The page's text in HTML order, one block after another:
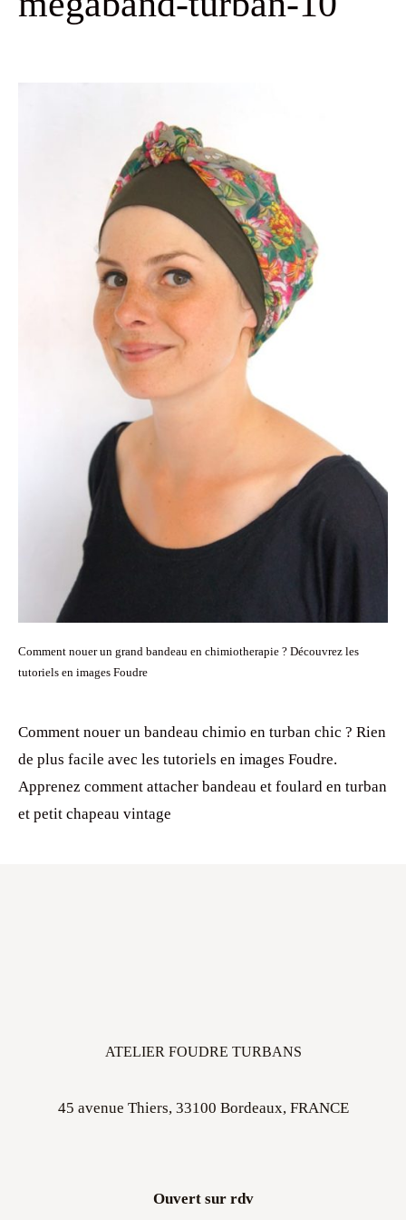
Comment nouer un grand bandeau en chimiotherapie ? Découvrez les
tutoriels en images Foudre
Comment nouer un bandeau chimio en turban chic ? Rien
de plus facile avec les tutoriels en images Foudre.
Apprenez comment attacher bandeau et foulard en turban
et petit chapeau vintage
ATELIER FOUDRE TURBANS
45 avenue Thiers, 33100 Bordeaux, FRANCE
Ouvert sur rdv